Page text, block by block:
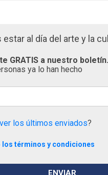
estar al día del arte y la
GRATIS a nuestro boletín.
ya lo han hecho
los últimos enviados?
los términos y condiciones